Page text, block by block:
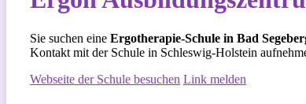
Sie suchen eine Ergotherapie-Schule in Bad
Kontakt mit der Schule in Schleswig-Holstein
Webseite der Schule besuchen Link melden